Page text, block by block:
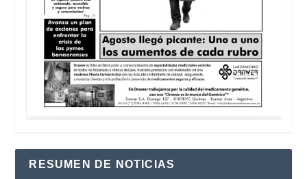
RESUMEN DE NOTICIAS